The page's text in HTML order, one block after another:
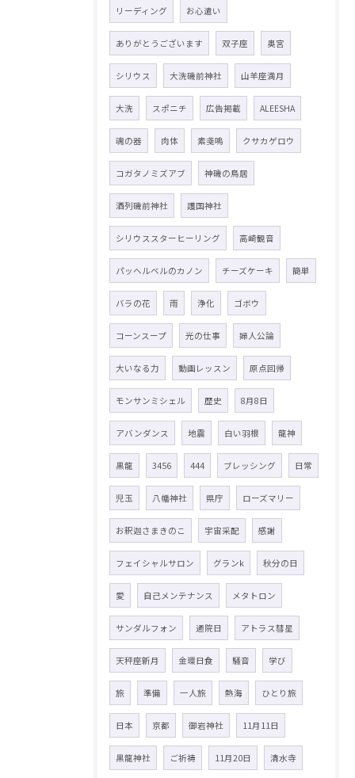
リーディング お心遣い
ありがとうございます 双子座 奥宮
シリウス 大洗磯前神社 山羊座満月
大洗 スポニチ 広告掲載 ALEESHA
魂の器 肉体 素戔嗚 クサカゲロウ
コガタノミズアブ 神磯の鳥居
酒列磯前神社 護国神社
シリウススターヒーリング 高崎観音
パッヘルベルのカノン チーズケーキ 簡単
バラの花 雨 浄化 ゴボウ
コーンスープ 光の仕事 婦人公論
大いなる力 動画レッスン 原点回帰
モンサンミシェル 歴史 8月8日
アバンダンス 地震 白い羽根 龍神
黒龍 3456 444 ブレッシング 日常
児玉 八幡神社 県庁 ローズマリー
お釈迦さまきのこ 宇宙采配 感謝
フェイシャルサロン グランk 秋分の日
愛 自己メンテナンス メタトロン
サンダルフォン 通院日 アトラス彗星
天秤座新月 金環日食 騒音 学び
旅 準備 一人旅 熱海 ひとり旅
日本 京都 御岩神社 11月11日
黒龍神社 ご祈祷 11月20日 清水寺